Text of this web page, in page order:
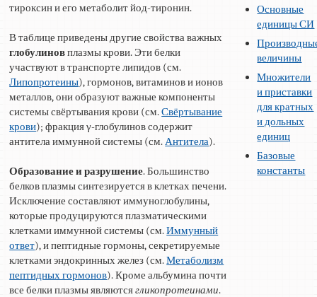
тироксин и его метаболит йод-тиронин.
В таблице приведены другие свойства важных
глобулиновплазмы крови. Эти белки
участвуют в транспорте липидов (см.
Липопротеины), гормонов, витаминов и ионов
металлов, они образуют важные компоненты
системы свёртывания крови (см.Свёртывание
крови); фракция γ-глобулинов содержит
антитела иммунной системы (см.Антитела).
Образование и разрушение. Большинство
белков плазмы синтезируется в клетках печени.
Исключение составляют иммуноглобулины,
которые продуцируются плазматическими
клетками иммунной системы (см.Иммунный
ответ), и пептидные гормоны, секретируемые
клетками эндокринных желез (см.Метаболизм
пептидных гормонов). Кроме альбумина почти
все белки плазмы являютсягликопротеинами.
Основные
единицы СИ
величины
Множители
и приставки
для кратных
и дольных
единиц
Базовые
константы